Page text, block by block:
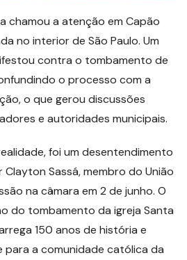
chamou a atenção em Capão
no interior de São Paulo. Um
contra o tombamento de
o processo com a
o que gerou discussões
e autoridades municipais.
foi um desentendimento
Sassá, membro do União
na câmara em 2 de junho. O
do tombamento da igreja Santa
150 anos de história e
a comunidade católica da